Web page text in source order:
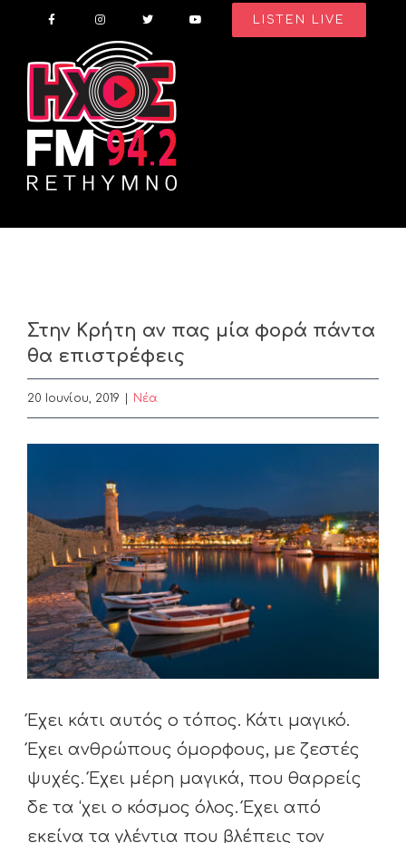
content
LISTEN LIVE
Στην Κρήτη αν πας μία φορά πάντα
θα επιστρέφεις
20 Ιουνίου, 2019 Nέα
Image
Έχει κάτι αυτός ο τόπος. Κάτι μαγικό.
Έχει ανθρώπους όμορφους, με ζεστές
ψυχές. Έχει μέρη μαγικά, που θαρρείς
δε τα ‘χει ο κόσμος όλος. Έχει από
εκείνα τα γλέντια που βλέπεις τον